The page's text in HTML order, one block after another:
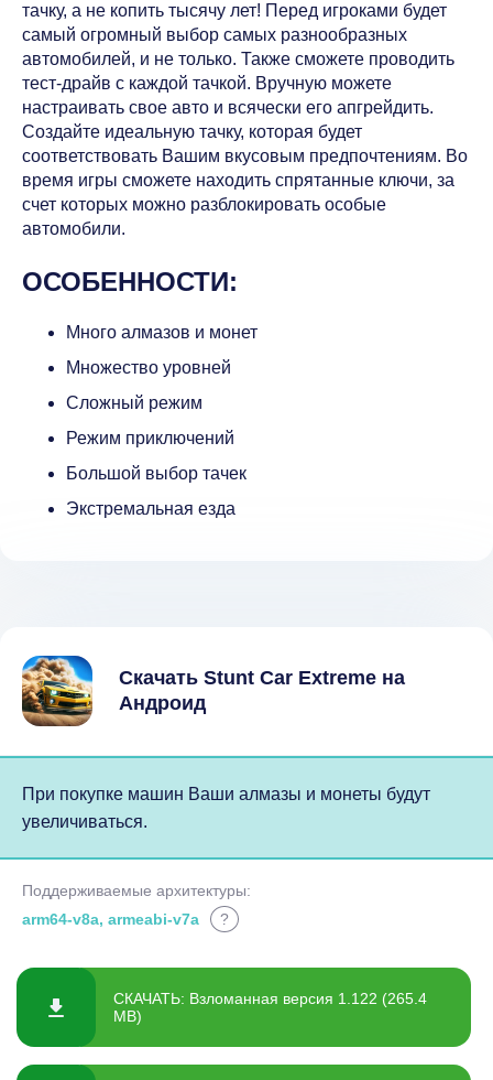
тачку, а не копить тысячу лет! Перед игроками будет
самый огромный выбор самых разнообразных
автомобилей, и не только. Также сможете проводить
тест-драйв с каждой тачкой. Вручную можете
настраивать свое авто и всячески его апгрейдить.
Создайте идеальную тачку, которая будет
соответствовать Вашим вкусовым предпочтениям. Во
время игры сможете находить спрятанные ключи, за
счет которых можно разблокировать особые
автомобили.
ОСОБЕННОСТИ:
Много алмазов и монет
Множество уровней
Сложный режим
Режим приключений
Большой выбор тачек
Экстремальная езда
Скачать Stunt Car Extreme на
Андроид
При покупке машин Ваши алмазы и монеты будут
увеличиваться.
Поддерживаемые архитектуры:
arm64-v8a, armeabi-v7a
?
СКАЧАТЬ: Взломанная версия 1.122 (265.4
MB)